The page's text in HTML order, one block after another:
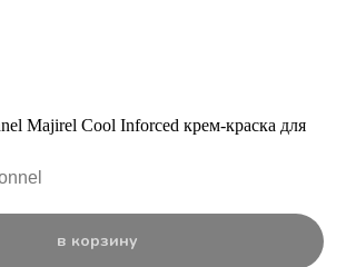
Majirel Cool Inforced крем-краска для
в корзину